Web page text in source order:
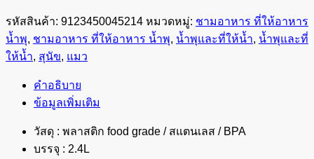
รหัสสินค้า: 9123450045214 หมวดหมู่: ชามอาหาร ที่ให้อาหาร
น้ำพุ, ชามอาหาร ที่ให้อาหาร น้ำพุ, น้ำพุและที่ให้น้ำ, น้ำพุและที่
ให้น้ำ, สุนัข, แมว
คำอธิบาย
ข้อมูลเพิ่มเติม
วัสดุ : พลาสติก food grade / สแตนเลส / BPA
บรรจุ : 2.4L